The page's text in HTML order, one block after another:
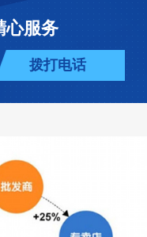
心服务
拨打电话